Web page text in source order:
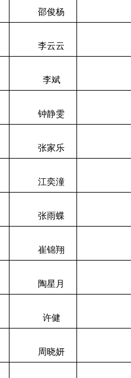
邵俊杨
李云云
李斌
钟静雯
张家乐
江奕潼
张雨蝶
崔锦翔
陶星月
许健
周晓妍